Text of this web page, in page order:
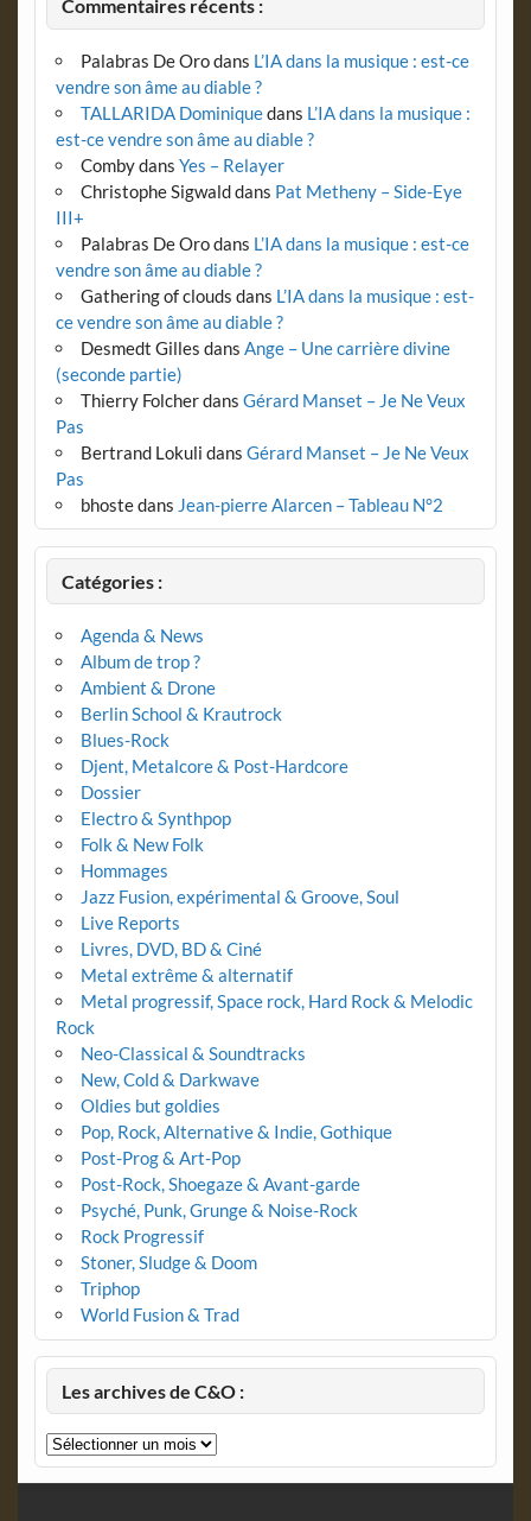
Commentaires récents :
Palabras De Orodans L’IA dans la musique : est-ce
vendre son âme au diable ?
TALLARIDA Dominiquedans L’IA dans la musique :
est-ce vendre son âme au diable ?
Combydans Yes – Relayer
Christophe Sigwalddans Pat Metheny – Side-Eye
III+
Palabras De Orodans L’IA dans la musique : est-ce
vendre son âme au diable ?
Gathering of clouds dans L’IA dans la musique : est-
ce vendre son âme au diable ?
Desmedt Gilles dans Ange – Une carrière divine
(seconde partie)
Thierry Folcherdans Gérard Manset – Je Ne Veux
Pas
Bertrand Lokuli dans Gérard Manset – Je Ne Veux
Pas
bhostedans Jean-pierre Alarcen – Tableau N°2
Catégories :
Agenda & News
Album de trop ?
Ambient & Drone
Berlin School & Krautrock
Blues-Rock
Djent, Metalcore & Post-Hardcore
Dossier
Electro & Synthpop
Folk & New Folk
Hommages
Jazz Fusion, expérimental & Groove, Soul
Live Reports
Livres, DVD, BD & Ciné
Metal extrême & alternatif
Metal progressif, Space rock, Hard Rock & Melodic
Rock
Neo-Classical & Soundtracks
New, Cold & Darkwave
Oldies but goldies
Pop, Rock, Alternative & Indie, Gothique
Post-Prog & Art-Pop
Post-Rock, Shoegaze & Avant-garde
Psyché, Punk, Grunge & Noise-Rock
Rock Progressif
Stoner, Sludge & Doom
Triphop
World Fusion & Trad
Les archives de C&O :
Les
archives